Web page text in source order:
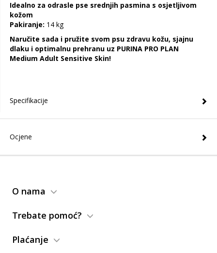
Idealno za odrasle pse srednjih pasmina s osjetljivom
kožom
Pakiranje: 14 kg
Naručite sada i pružite svom psu zdravu kožu, sjajnu
dlaku i optimalnu prehranu uz PURINA PRO PLAN
Medium Adult Sensitive Skin!
Specifikacije
Ocjene
O nama
Trebate pomoć?
Plaćanje